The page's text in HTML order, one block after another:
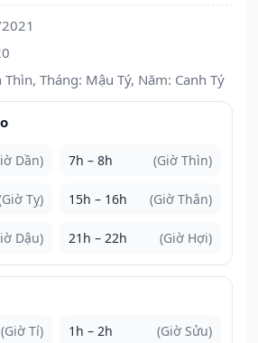
Tháng: Mậu Tý, Năm: Canh Tý
Dần) 7h – 8h (Giờ Thìn)
Tỵ) 15h – 16h (Giờ Thân)
Dậu) 21h – 22h (Giờ Hợi)
(Giờ Tí) 1h – 2h (Giờ Sửu)